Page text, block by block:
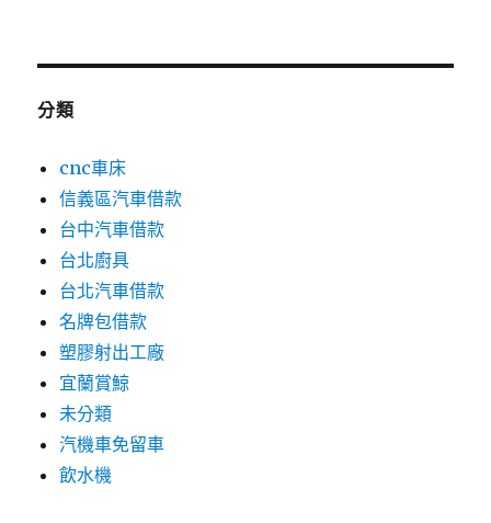
分類
cnc車床
信義區汽車借款
台中汽車借款
台北廚具
台北汽車借款
名牌包借款
塑膠射出工廠
宜蘭賞鯨
未分類
汽機車免留車
飲水機